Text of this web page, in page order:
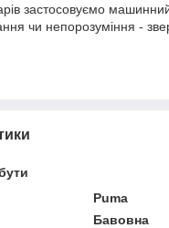
застосовуємо
чи непорозуміння -
Puma
Бавовна